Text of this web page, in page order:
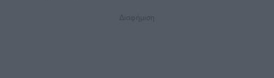
Διαφήμιση